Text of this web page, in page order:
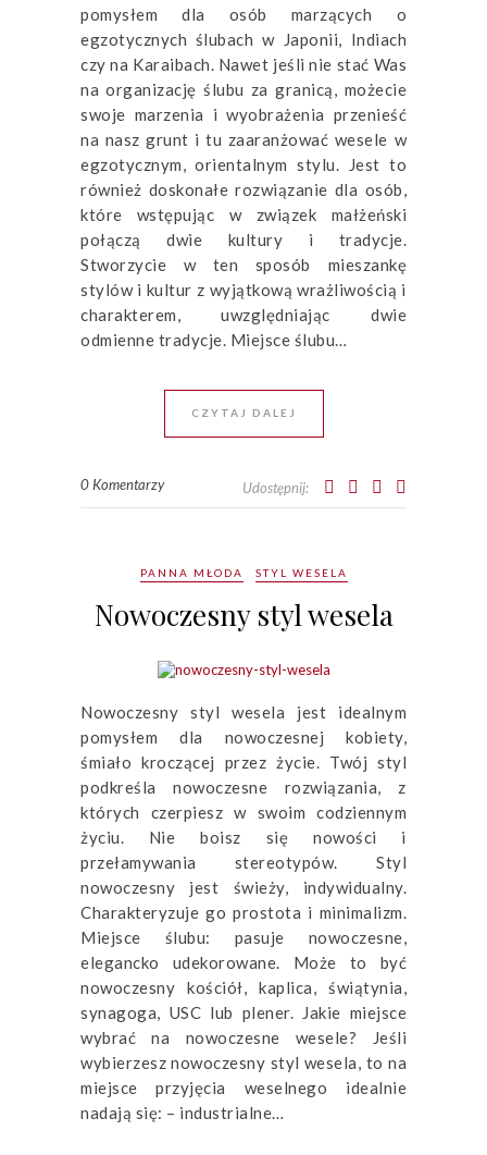
pomysłem dla osób marzących o
egzotycznych ślubach w Japonii, Indiach
czy na Karaibach. Nawet jeśli nie stać Was
na organizację ślubu za granicą, możecie
swoje marzenia i wyobrażenia przenieść
na nasz grunt i tu zaaranżować wesele w
egzotycznym, orientalnym stylu. Jest to
również doskonałe rozwiązanie dla osób,
które wstępując w związek małżeński
połączą dwie kultury i tradycje.
Stworzycie w ten sposób mieszankę
stylów i kultur z wyjątkową wrażliwością i
charakterem, uwzględniając dwie
odmienne tradycje. Miejsce ślubu…
CZYTAJ DALEJ
0 Komentarzy Udostępnij:
PANNA MŁODA STYL WESELA
Nowoczesny styl wesela
Nowoczesny styl wesela jest idealnym
pomysłem dla nowoczesnej kobiety,
śmiało kroczącej przez życie. Twój styl
podkreśla nowoczesne rozwiązania, z
których czerpiesz w swoim codziennym
życiu. Nie boisz się nowości i
przełamywania stereotypów. Styl
nowoczesny jest świeży, indywidualny.
Charakteryzuje go prostota i minimalizm.
Miejsce ślubu: pasuje nowoczesne,
elegancko udekorowane. Może to być
nowoczesny kościół, kaplica, świątynia,
synagoga, USC lub plener. Jakie miejsce
wybrać na nowoczesne wesele? Jeśli
wybierzesz nowoczesny styl wesela, to na
miejsce przyjęcia weselnego idealnie
nadają się: – industrialne…